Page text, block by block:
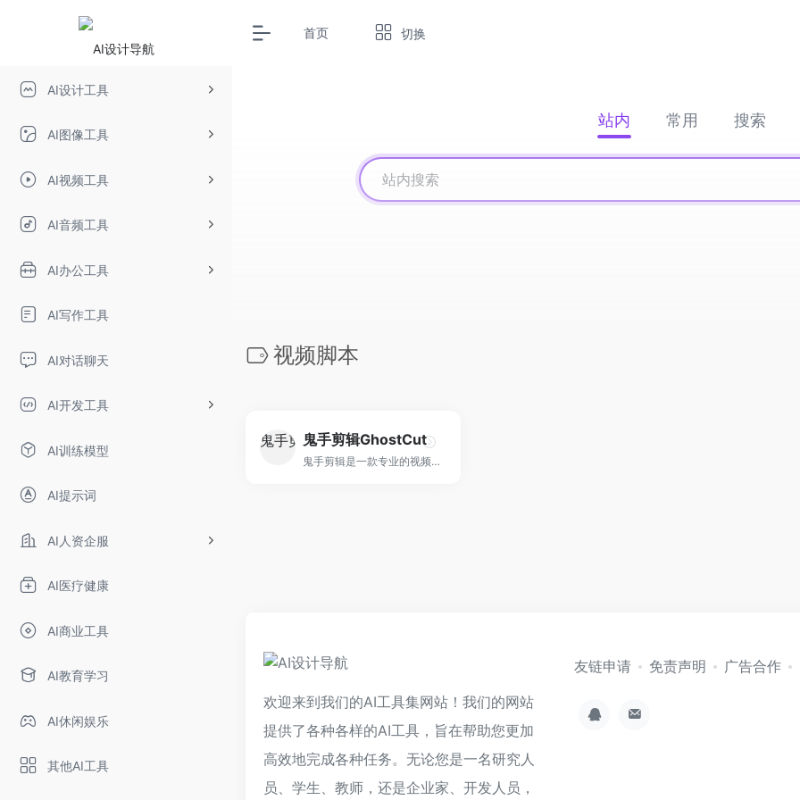
AI设计工具
AI图像工具
AI视频工具
AI音频工具
AI办公工具
AI写作工具
AI对话聊天
AI开发工具
AI训练模型
AI提示词
AI人资企服
AI医疗健康
AI商业工具
AI教育学习
AI休闲娱乐
其他AI工具
首页 切换
站内 常用 搜索
视频脚本
鬼手剪辑GhostCut
鬼手剪辑是一款专业的视频创作工具，他能高效实现视频去字幕、视频翻译和视频混剪等，帮助电商客户、MCN机构和影视剪辑人员制作精彩的视频。
欢迎来到我们的AI工具集网站！我们的网站
提供了各种各样的AI工具，旨在帮助您更加
高效地完成各种任务。无论您是一名研究人
员、学生、教师，还是企业家、开发人员，
友链申请 免责声明 广告合作